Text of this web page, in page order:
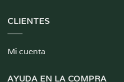
CLIENTES
Mi cuenta
AYUDA EN LA COMPRA